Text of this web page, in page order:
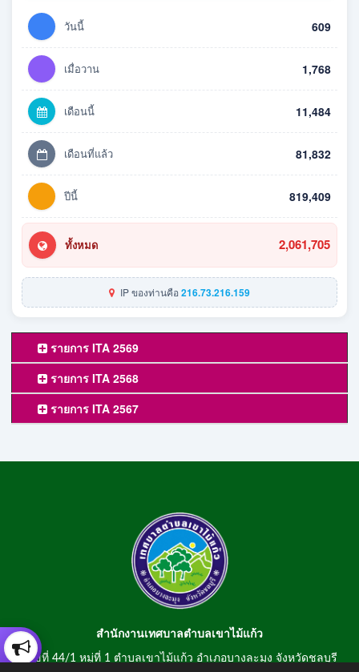
วันนี้ 609
เมื่อวาน 1,768
เดือนนี้ 11,484
เดือนที่แล้ว 81,832
ปีนี้ 819,409
ทั้งหมด 2,061,705
IP ของท่านคือ216.73.216.159
รายการ ITA 2569
รายการ ITA 2568
รายการ ITA 2567
สำนักงานเทศบาลตำบลเขาไม้แก้ว
เลขที่ 44/1 หมู่ที่ 1 ตำบลเขาไม้แก้ว อำเภอบางละมุง จังหวัดชลบุรี